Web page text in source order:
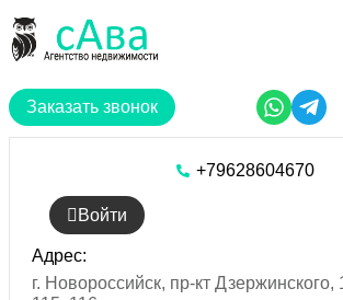
основному
Заказать звонок
+79628604670
Войти
Адрес:
г. Новороссийск, пр-кт